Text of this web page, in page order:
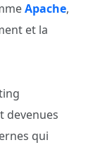
Apache,
et la
devenues
qui